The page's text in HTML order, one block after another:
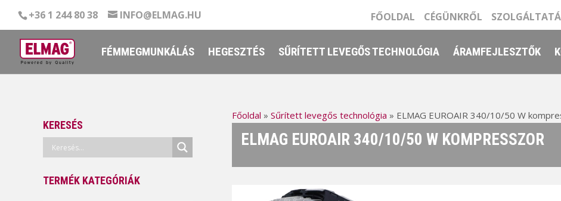
+36 1 244 80 38 INFO@ELMAG.HU FŐOLDAL CÉGÜNKRŐL
FÉMMEGMUNKÁLÁS HEGESZTÉS SŰRÍTETT LEVEGŐS TECHNOLÓGIA ÁRAMFEJLESZTŐK
Főoldal » Sűrített levegős technológia » ELMAG EUROAIR 340/10/50 W
ELMAG EUROAIR 340/10/50 W KOMPRESSZOR
KERESÉS
TERMÉK KATEGÓRIÁK